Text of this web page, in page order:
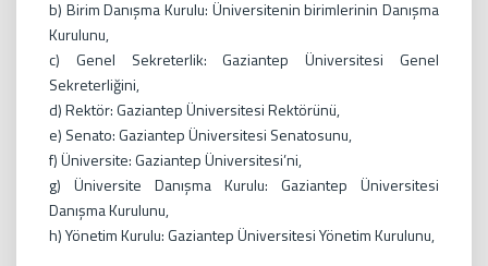
b) Birim Danışma Kurulu: Üniversitenin birimlerinin Danışma
Kurulunu,
c) Genel Sekreterlik: Gaziantep Üniversitesi Genel
Sekreterliğini,
d) Rektör: Gaziantep Üniversitesi Rektörünü,
e) Senato: Gaziantep Üniversitesi Senatosunu,
f) Üniversite: Gaziantep Üniversitesi’ni,
g) Üniversite Danışma Kurulu: Gaziantep Üniversitesi
Danışma Kurulunu,
h) Yönetim Kurulu: Gaziantep Üniversitesi Yönetim Kurulunu,